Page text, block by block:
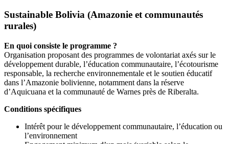
Sustainable Bolivia (Amazonie et communautés
rurales)
En quoi consiste le programme ?
Organisation proposant des programmes de volontariat axés sur le
développement durable, l’éducation communautaire, l’écotourisme
responsable, la recherche environnementale et le soutien éducatif
dans l’Amazonie bolivienne, notamment dans la réserve
d’Aquicuana et la communauté de Warnes près de Riberalta.
Conditions spécifiques
Intérêt pour le développement communautaire, l’éducation ou
l’environnement